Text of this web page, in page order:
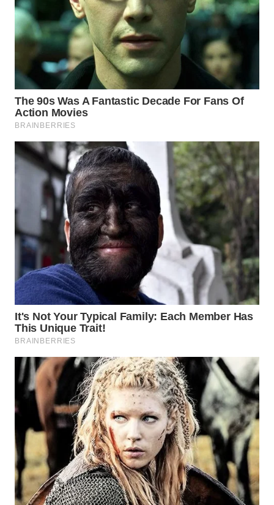
SUMEDANG
WN
CIANJUR
WN
KEPULAUAN
SERIBU
WN
TANGERANG
BINJAI
WN
CIREBON
WN
INDRAMAYU
WN
KUNINGAN
WN
MAJALENGKA
WN
SUBANG
WN
SUKABUMI